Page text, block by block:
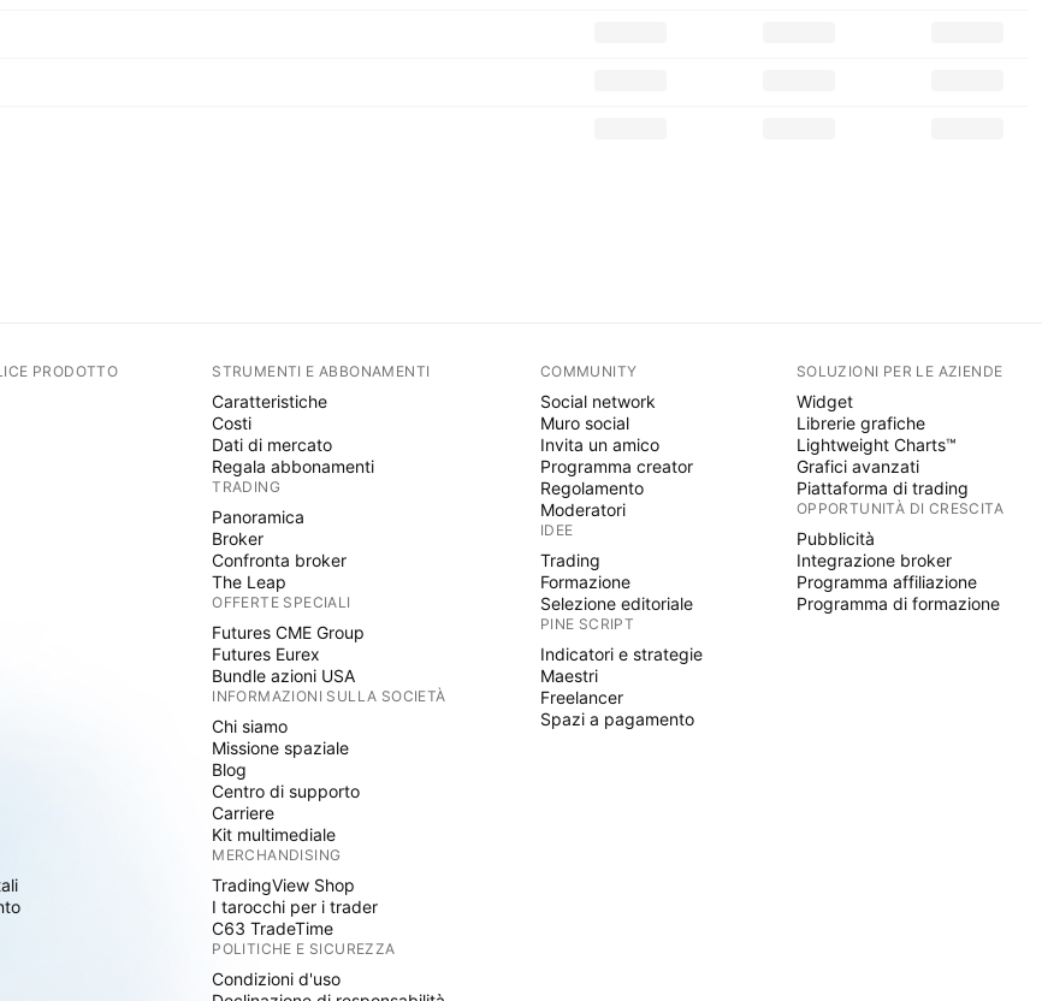
PRODOTTO STRUMENTI E ABBONAMENTI
Caratteristiche
Costi
Dati di mercato
Regala abbonamenti
TRADING
Panoramica
Broker
Confronta broker
The Leap
OFFERTE SPECIALI
Futures CME Group
Futures Eurex
Bundle azioni USA
INFORMAZIONI SULLA SOCIETÀ
Chi siamo
Missione spaziale
Blog
Centro di supporto
Carriere
Kit multimediale
MERCHANDISING
TradingView Shop
I tarocchi per i trader
C63 TradeTime
POLITICHE E SICUREZZA
Condizioni d'uso
COMMUNITY
Social network
Muro social
Invita un amico
Programma creator
Regolamento
Moderatori
IDEE
Trading
Formazione
Selezione editoriale
PINE SCRIPT
Indicatori e strategie
Maestri
Freelancer
Spazi a pagamento
SOLUZIONI PER LE AZIENDE
Widget
Librerie grafiche
Lightweight Charts™
Grafici avanzati
Piattaforma di trading
OPPORTUNITÀ DI CRESCITA
Pubblicità
Integrazione broker
Programma affiliazione
Programma di formazione